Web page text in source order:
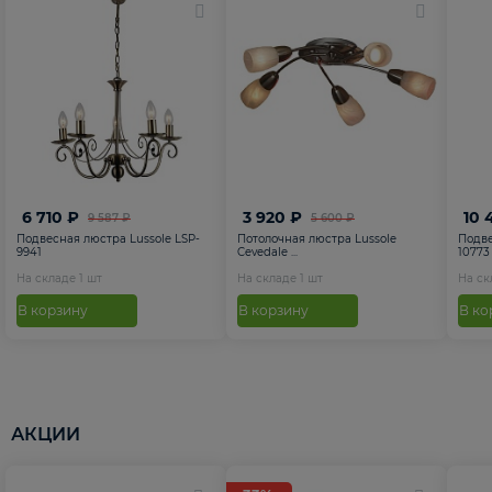
9 587 ₽
6 710 ₽
Подвесная люстра Lussole LSP-
9941
На складе 1 шт
В корзину
5 600 ₽
3 920 ₽
Потолочная люстра Lussole
Cevedale ...
На складе 1 шт
В корзину
10
10773
На
В
АКЦИИ